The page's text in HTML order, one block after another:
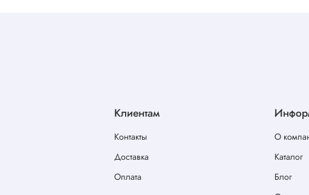
Клиентам
Контакты
Доставка
Оплата
О
Каталог
Блог